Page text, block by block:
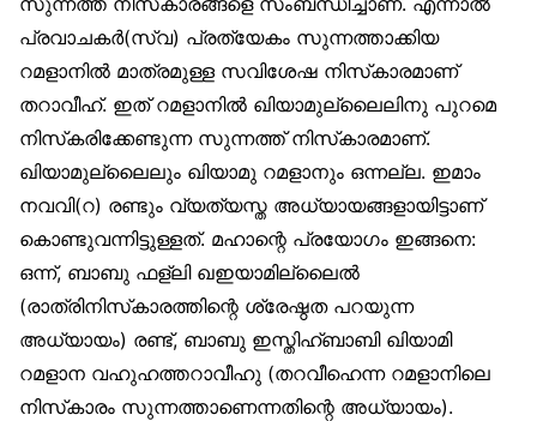
പ്രവാചകര്‍(സ്വ) പ്രത്യേകം സുന്നത്താക്കിയ
റമളാനില്‍ മാത്രമുള്ള സവിശേഷ നിസ്‌കാരമാണ്
തറാവീഹ്. ഇത് റമളാനില്‍ ഖിയാമുല്ലൈലിനു പുറമെ
നിസ്‌കരിക്കേണ്ടുന്ന സുന്നത്ത് നിസ്‌കാരമാണ്.
ഖിയാമുല്ലൈലും ഖിയാമു റമളാനും ഒന്നല്ല. ഇമാം
നവവി(റ) രണ്ടും വ്യത്യസ്ത അധ്യായങ്ങളായിട്ടാണ്
കൊണ്ടുവന്നിട്ടുള്ളത്. മഹാന്റെ പ്രയോഗം ഇങ്ങനെ:
ഒന്ന്, ബാബു ഫള്‌ലി ഖഇയാമില്ലൈല്‍
(രാത്രിനിസ്‌കാരത്തിന്റെ ശ്രേഷ്ഠത പറയുന്ന
അധ്യായം) രണ്ട്, ബാബു ഇസ്തിഹ്ബാബി ഖിയാമി
റമളാന വഹുഹത്തറാവീഹു (തറവീഹെന്ന റമളാനിലെ
നിസ്‌കാരം സുന്നത്താണെന്നതിന്റെ അധ്യായം).